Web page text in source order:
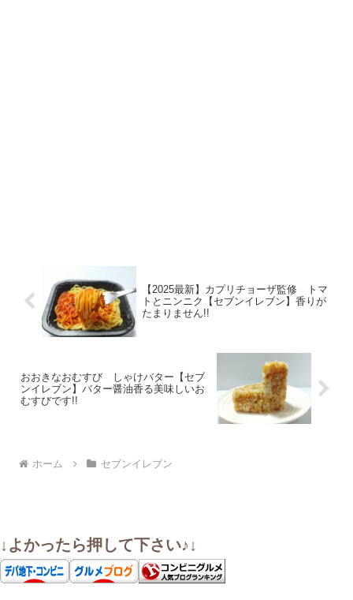
【2025最新】カプリチョーザ監修 トマ
トとニンニク【セブンイレブン】香りが
たまりません!!
おおきなおむすび しゃけバター【セブ
ンイレブン】バター醤油香る美味しいお
むすびです!!
ホーム セブンイレブン
↓よかったら押して下さい♪↓